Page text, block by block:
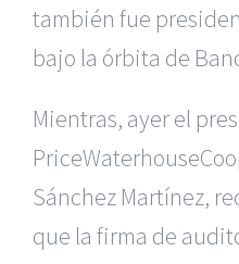
también fue
bajo la órbita de
Mientras, ayer el
Sánchez Martínez,
que la firma de